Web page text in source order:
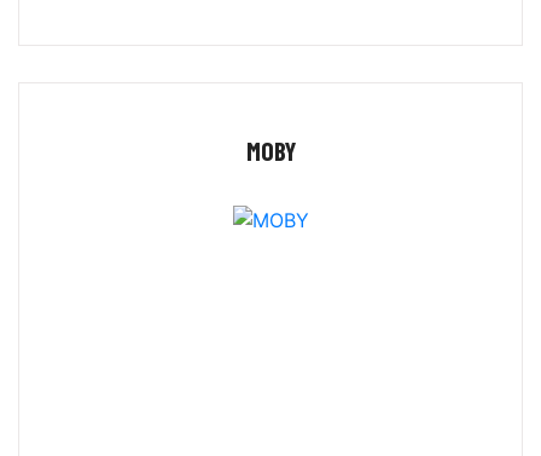
MOBY